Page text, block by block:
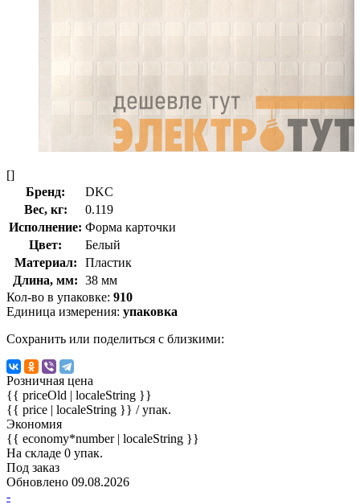
[]
Бренд:
DKC
Вес, кг:
0.119
Исполнение: Форма карточки
Цвет:
Белый
Материал:
Пластик
Длина, мм: 38 мм
Кол-во в упаковке: 910
Единица измерения: упаковка
Сохранить или поделиться с близкими:
Розничная цена
{{ priceOld | localeString }}
{{ price | localeString }} / упак.
Экономия
{{ economy*number | localeString }}
На складе 0 упак.
Под заказ
Обновлено 09.08.2026
-